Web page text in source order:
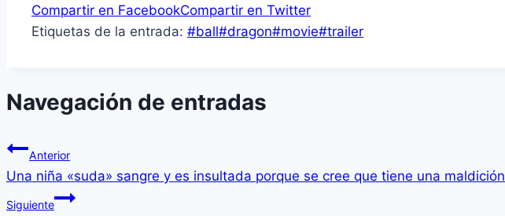
Compartir en FacebookCompartir en Twitter
Etiquetas de la entrada: #ball#dragon#movie#trailer
Navegación de entradas
Anterior
Una niña «suda» sangre y es insultada porque se cree que tiene una maldición
Siguiente